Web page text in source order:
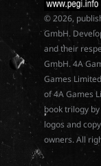
© 2026,
GmbH.
and their
GmbH. 4A
Games
of 4A Games
book trilogy
logos and
owners. All